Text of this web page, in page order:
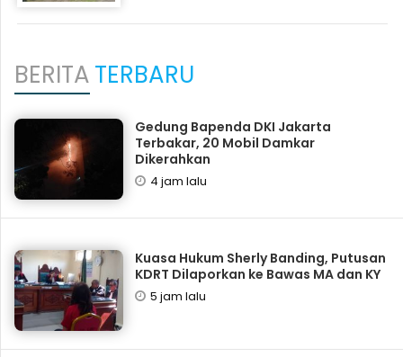
BERITATERBARU
Gedung Bapenda DKI Jakarta
Terbakar, 20 Mobil Damkar
Dikerahkan
4 jam lalu
Kuasa Hukum Sherly Banding, Putusan
KDRT Dilaporkan ke Bawas MA dan KY
5 jam lalu